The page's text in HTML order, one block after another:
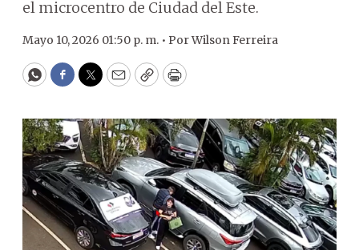
el microcentro de Ciudad del Este.
Mayo 10, 2026 01:50 p. m. • PorWilson Ferreira
WhatsApp
Facebook
Twitter
EmailCopyPrint